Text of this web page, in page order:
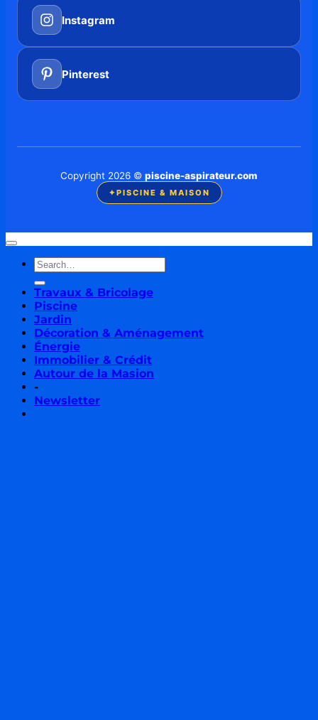
Instagram
Pinterest
Copyright 2026 © piscine-aspirateur.com
✦PISCINE & MAISON
Travaux & Bricolage
Piscine
Jardin
Décoration & Aménagement
Énergie
Immobilier & Crédit
Autour de la Masion
-
Newsletter